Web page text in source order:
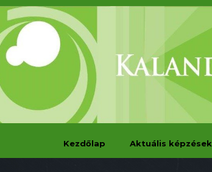
Kezdőlap Aktuális képzések